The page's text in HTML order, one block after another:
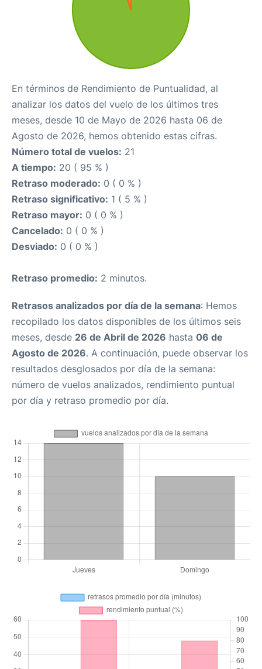
En términos de Rendimiento de Puntualidad, al
analizar los datos del vuelo de los últimos tres
meses, desde 10 de Mayo de 2026 hasta 06 de
Agosto de 2026, hemos obtenido estas cifras.
Número total de vuelos: 21
A tiempo: 20 ( 95 % )
Retraso moderado: 0 ( 0 % )
Retraso significativo: 1 ( 5 % )
Retraso mayor: 0 ( 0 % )
Cancelado: 0 ( 0 % )
Desviado: 0 ( 0 % )
Retraso promedio: 2 minutos.
Retrasos analizados por día de la semana: Hemos
recopilado los datos disponibles de los últimos seis
meses, desde 26 de Abril de 2026 hasta 06 de
Agosto de 2026. A continuación, puede observar los
resultados desglosados por día de la semana:
número de vuelos analizados, rendimiento puntual
por día y retraso promedio por día.